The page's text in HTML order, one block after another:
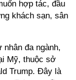
hợp tác, đầu
khách sạn, sân
nhân đa ngành,
Mỹ, thuộc sở
Trump. Đây là